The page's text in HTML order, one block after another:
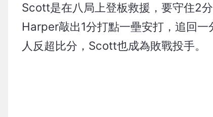
Scott是在八局上登板救援，要守住2
Harper敲出1分打點一壘安打，追回
人反超比分，Scott也成為敗戰投手。